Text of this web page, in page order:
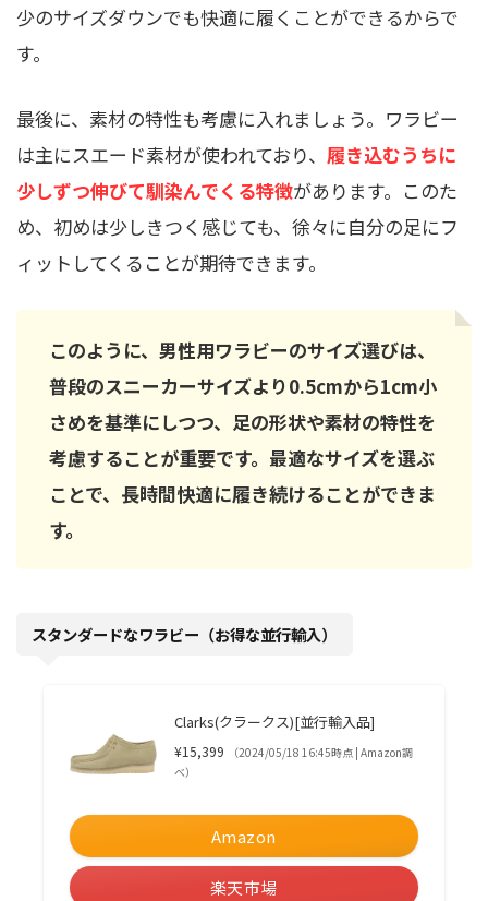
少のサイズダウンでも快適に履くことができるからで
す。
最後に、素材の特性も考慮に入れましょう。ワラビー
は主にスエード素材が使われており、 履き込むうちに
少しずつ伸びて馴染んでくる特徴があります。このた
め、初めは少しきつく感じても、徐々に自分の足にフ
ィットしてくることが期待できます。
このように、男性用ワラビーのサイズ選びは、
普段のスニーカーサイズより0.5cmから1cm小
さめを基準にしつつ、足の形状や素材の特性を
考慮することが重要です。最適なサイズを選ぶ
ことで、長時間快適に履き続けることができま
す。
スタンダードなワラビー（お得な並行輸入）
Clarks(クラークス)[並行輸入品]
¥15,399
（2024/05/18 16:45時点 | Amazon調
べ）
Amazon
楽天市場